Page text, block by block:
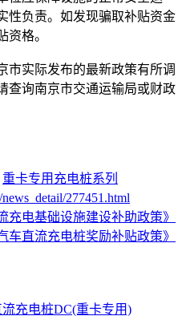
性负责。如发现骗取补贴资金
资格。
市实际发布的最新政策有所调
查询南京市交通运输局或财政
重卡专用充电桩系列
277451.html
充电基础设施建设补助政策》
车直流充电桩奖励补贴政策》